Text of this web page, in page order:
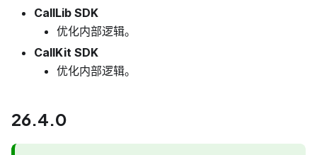
CallLib SDK
优化内部逻辑。
CallKit SDK
优化内部逻辑。
26.4.0